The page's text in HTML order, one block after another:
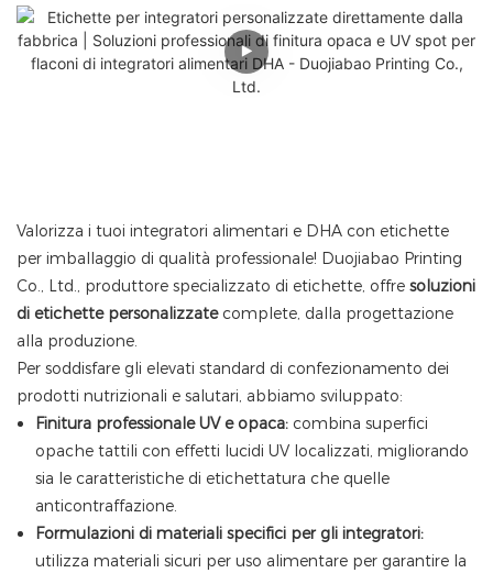
Valorizza i tuoi integratori alimentari e DHA con etichette
per imballaggio di qualità professionale! Duojiabao Printing
Co., Ltd., produttore specializzato di etichette, offre soluzioni
di etichette personalizzatecomplete, dalla progettazione
alla produzione.
Per soddisfare gli elevati standard di confezionamento dei
prodotti nutrizionali e salutari, abbiamo sviluppato:
Finitura professionale UV e opaca:combina superfici
opache tattili con effetti lucidi UV localizzati, migliorando
sia le caratteristiche di etichettatura che quelle
anticontraffazione.
Formulazioni di materiali specifici per gli integratori:
utilizza materiali sicuri per uso alimentare per garantire la